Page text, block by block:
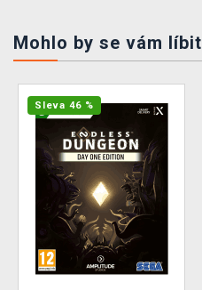
Mohlo by se vám líbit
Sleva 46 %